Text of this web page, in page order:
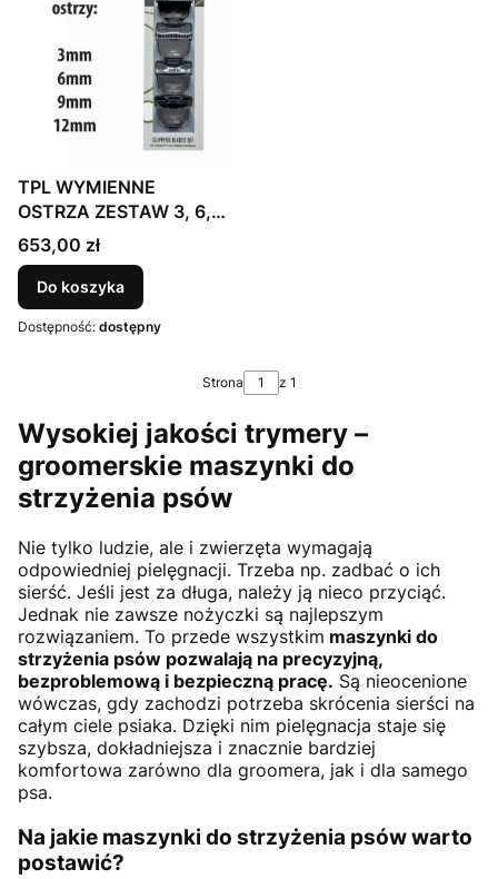
TPL WYMIENNE
OSTRZA ZESTAW 3, 6,
9, 12 mm (DO MASZYNKI
TPL909, DO ZESTAWU 7
w 1)
Cena
653,00 zł
Do koszyka
Dostępność: dostępny
Strona z 1
Wysokiej jakości trymery –
groomerskie maszynki do
strzyżenia psów
Nie tylko ludzie, ale i zwierzęta wymagają
odpowiedniej pielęgnacji. Trzeba np. zadbać o ich
sierść. Jeśli jest za długa, należy ją nieco przyciąć.
Jednak nie zawsze nożyczki są najlepszym
rozwiązaniem. To przede wszystkim maszynki do
strzyżenia psów pozwalają na precyzyjną,
bezproblemową i bezpieczną pracę. Są nieocenione
wówczas, gdy zachodzi potrzeba skrócenia sierści na
całym ciele psiaka. Dzięki nim pielęgnacja staje się
szybsza, dokładniejsza i znacznie bardziej
komfortowa zarówno dla groomera, jak i dla samego
psa.
Na jakie maszynki do strzyżenia psów warto
postawić?